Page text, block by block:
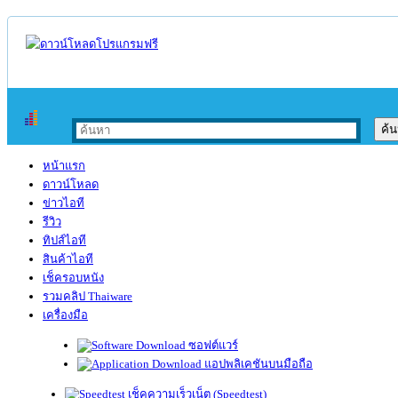
หน้าแรก
ดาวน์โหลด
ข่าวไอที
รีวิว
ทิปส์ไอที
สินค้าไอที
เช็ครอบหนัง
รวมคลิป Thaiware
เครื่องมือ
ซอฟต์แวร์
แอปพลิเคชันบนมือถือ
เช็คความเร็วเน็ต (Speedtest)